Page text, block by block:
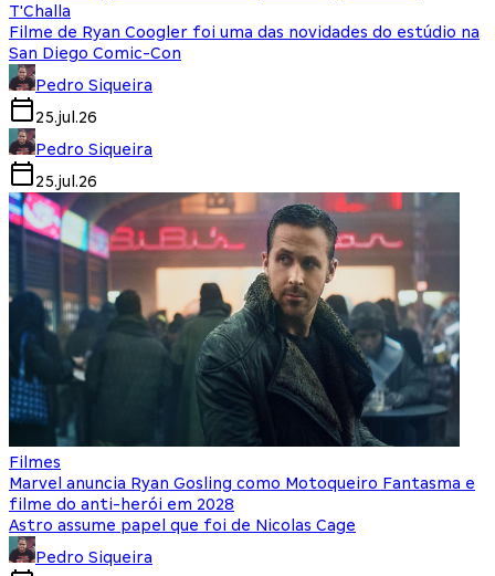
T'Challa
Filme de Ryan Coogler foi uma das novidades do estúdio na
San Diego Comic-Con
Pedro Siqueira
25.jul.26
Pedro Siqueira
25.jul.26
Filmes
Marvel anuncia Ryan Gosling como Motoqueiro Fantasma e
filme do anti-herói em 2028
Astro assume papel que foi de Nicolas Cage
Pedro Siqueira